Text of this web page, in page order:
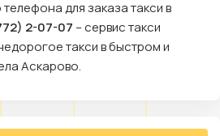
для заказа такси в
2-07-07 – сервис такси
такси в быстром и
Аскарово.